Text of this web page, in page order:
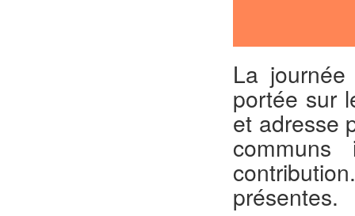
La
portée sur
et adresse
présentes.